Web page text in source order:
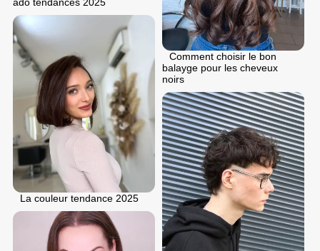
Comment choisir le bon
balayge pour les cheveux
noirs
La couleur tendance 2025